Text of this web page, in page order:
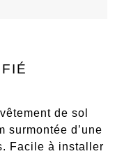
de sol
surmontée d’une
Facile à installer